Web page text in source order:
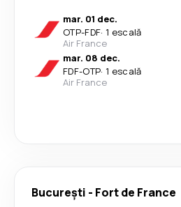
mar. 01 dec.
OTP-FDF· 1 escală
Air France
mar. 08 dec.
FDF-OTP· 1 escală
Air France
București - Fort de France